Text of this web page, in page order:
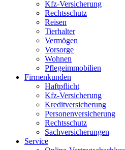
Kfz-Versicherung
Rechtsschutz
Reisen
Tierhalter
Vermögen
Vorsorge
Wohnen
Pflegeimmobilien
Firmenkunden
Haftpflicht
Kfz-Versicherung
Kreditversicherung
Personenversicherung
Rechtsschutz
Sachversicherungen
Service